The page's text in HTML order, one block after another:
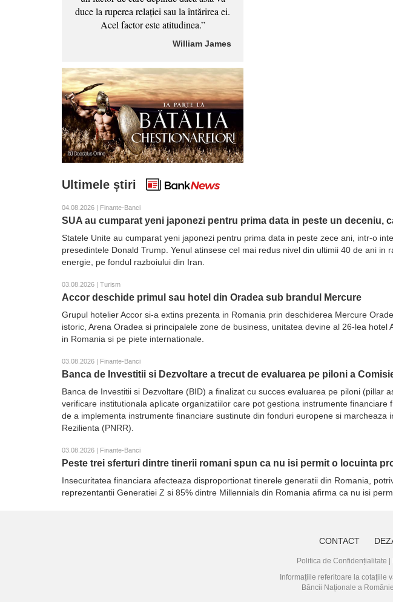
duce la ruperea relaţiei sau la întărirea ei.
Acel factor este atitudinea.”
William James
Ultimele știri
04.08.2026 | Finante-Banci
SUA au cumparat yeni japonezi pentru prima data in peste un deceniu,
Statele Unite au cumparat yeni japonezi pentru prima data in peste zece ani, intr-o
presedintele Donald Trump. Yenul atinsese cel mai redus nivel din ultimii 40 de ani
energie, pe fondul razboiului din Iran.
03.08.2026 | Turism
Accor deschide primul sau hotel din Oradea sub brandul Mercure
Grupul hotelier Accor si-a extins prezenta in Romania prin deschiderea Mercure
istoric, Arena Oradea si principalele zone de business, unitatea devine al 26-lea
in Romania si pe piete internationale.
03.08.2026 | Finante-Banci
Banca de Investitii si Dezvoltare a trecut de evaluarea pe piloni a
Banca de Investitii si Dezvoltare (BID) a finalizat cu succes evaluarea pe piloni
verificare institutionala aplicate organizatiilor care pot gestiona instrumente
de a implementa instrumente financiare sustinute din fonduri europene si
Rezilienta (PNRR).
03.08.2026 | Finante-Banci
Peste trei sferturi dintre tinerii romani spun ca nu isi permit o locuinta
Insecuritatea financiara afecteaza disproportionat tinerele generatii din Romania,
reprezentantii Generatiei Z si 85% dintre Millennials din Romania afirma ca nu isi
CONTACT
Politica de Confidențialitate
Informațiile referitoare la cotațiile
Băncii Naționale a